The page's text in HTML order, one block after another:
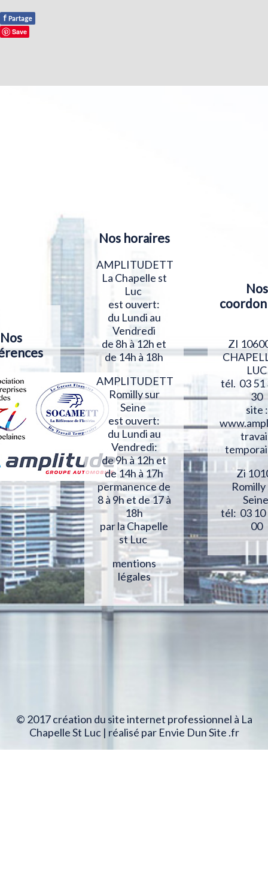
f Partage
Save
Nos
Nos horaires
AMPLITUDETT
La Chapelle st
Luc
est ouvert:
du Lundi au
Vendredi
de 8h à 12h et
de 14h à 18h
AMPLITUDETT
Romilly sur
Seine
est ouvert:
du Lundi au
Vendredi:
de 9h à 12h et
de 14h à 17h
permanence de
8 à 9h et de 17 à
18h
par la Chapelle
st Luc
mentions
légales
Nos
ZI
LUC
tél. 03 51
30
site :
Zi
tél: 03 10
00
© 2017 création du site internet professionnel à La
Chapelle St Luc | réalisé par Envie Dun Site .fr